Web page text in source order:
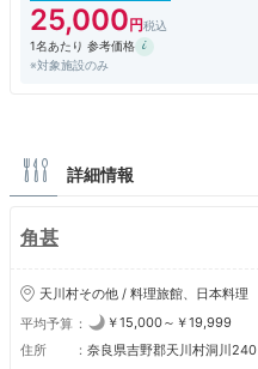
25,000
1名あたり 参考価格
※対象施設のみ
詳細情報
角甚
天川村その他 / 料理旅館、日本料理
平均予算
￥15,000～￥19,999
住所
奈良県吉野郡天川村洞川240